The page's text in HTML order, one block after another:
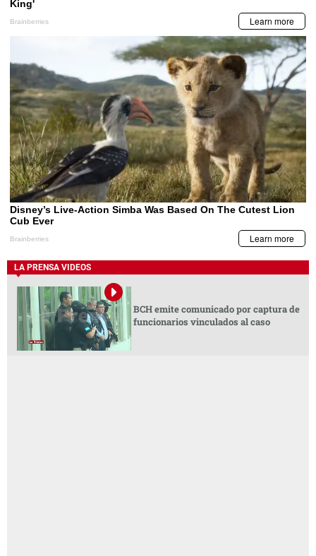
LA PRENSA VIDEOS
BCH emite comunicado por captura de
funcionarios vinculados al caso